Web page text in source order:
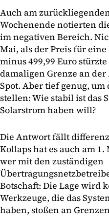
Auch am
Wochenende notierten
im negativen Bereich.
Mai, als der Preis für
minus 499,99 Euro
damaligen Grenze an
Spot. Aber tief genug, um
stellen: Wie stabil ist das
Solarstrom haben will?
Die Antwort fällt
Kollaps hat es auch am
wer mit den zuständigen
Botschaft: Die Lage wird
Werkzeuge, die das
haben, stoßen an